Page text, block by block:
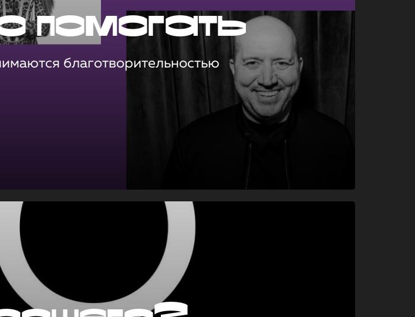
помогать
благотворительностью